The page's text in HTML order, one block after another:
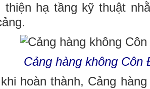
thiện hạ tầng kỹ thuật
Cảng hàng không Côn
hoàn thành, Cảng